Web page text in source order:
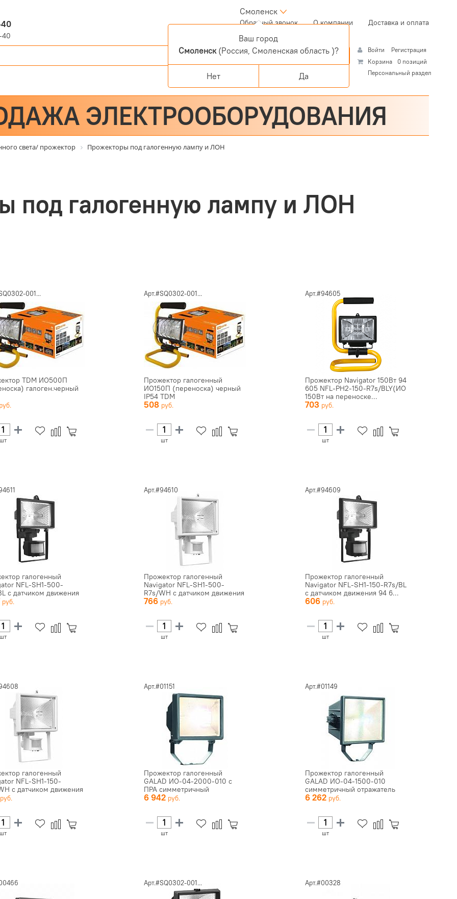
40
Смоленск
Обратный звонок(current)О компании Доставка и оплата
Войти
Регистрация
Корзина
0 позиций
Персональный раздел
ЭЛЕКТРООБОРУДОВАНИЯ
света/ прожектор Прожекторы под галогенную лампу и ЛОН
под галогенную лампу и ЛОН
001...
TDM ИО500П
галоген.черный
шт
Арт.#SQ0302-001...
Прожектор галогенный
ИО150П (переноска) черный
IP54 TDM
508
шт
Арт.#94605
Прожектор Navigator 150Вт 94
605 NFL-PH2-150-R7s/BLY(ИО
150Вт на переноске...
703
шт
галогенный
NFL-SH1-500-
с датчиком движения
шт
Арт.#94610
Прожектор галогенный
Navigator NFL-SH1-500-
R7s/WH с датчиком движения
94 ...
766
шт
Арт.#94609
Прожектор галогенный
Navigator NFL-SH1-150-R7s/BL
с датчиком движения 94 6...
606
шт
галогенный
NFL-SH1-150-
с датчиком движения
шт
Арт.#01151
Прожектор галогенный
GALAD ИО-04-2000-010 с
ПРА симметричный
отражатель IP...
6 942
шт
Арт.#01149
Прожектор галогенный
GALAD ИО-04-1500-010
симметричный отражатель
IP65
6 262
шт
Арт.#SQ0302-001... Арт.#00328
Ваш город
Смоленск(Россия, Смоленская область )?
Нет Да